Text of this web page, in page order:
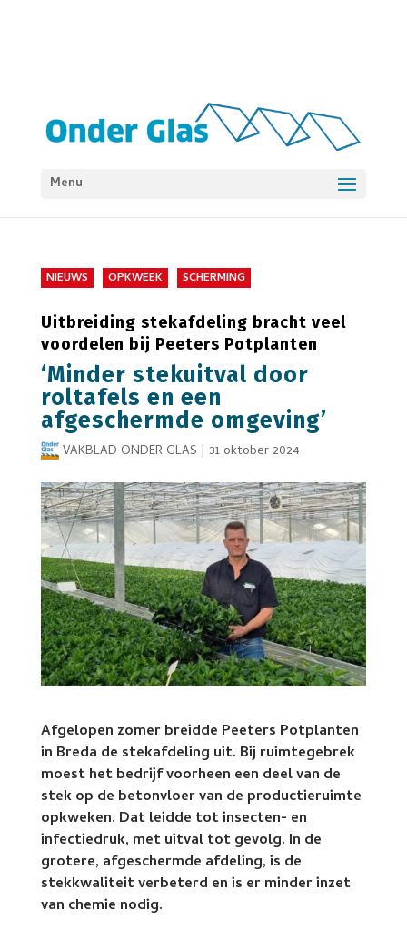
Menu
NIEUWS OPKWEEK SCHERMING
Uitbreiding stekafdeling bracht veel
voordelen bij Peeters Potplanten
‘Minder stekuitval door
roltafels en een
afgeschermde omgeving’
VAKBLAD ONDER GLAS | 31 oktober 2024
Afgelopen zomer breidde Peeters Potplanten
in Breda de stekafdeling uit. Bij ruimtegebrek
moest het bedrijf voorheen een deel van de
stek op de betonvloer van de productieruimte
opkweken. Dat leidde tot insecten- en
infectiedruk, met uitval tot gevolg. In de
grotere, afgeschermde afdeling, is de
stekkwaliteit verbeterd en is er minder inzet
van chemie nodig.